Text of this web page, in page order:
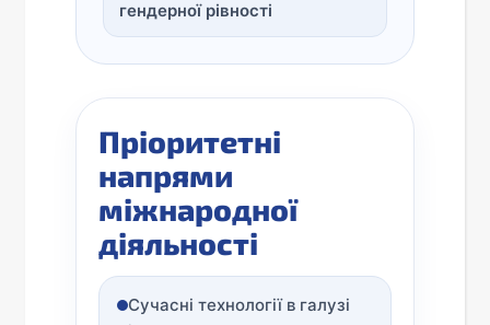
гендерної рівності
Пріоритетні
напрями
міжнародної
діяльності
Сучасні технології в галузі